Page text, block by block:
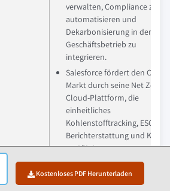
Kostenloses PDF Herunterladen
verwalten, Compliance zu
automatisieren und
Dekarbonisierung in den
Geschäftsbetrieb zu
integrieren.
Salesforce fördert den CMS-
Markt durch seine Net Zero
Cloud-Plattform, die
einheitliches
Kohlenstofftracking, ESG-
Berichterstattung und KI-
gestützte
Nachhaltigkeitsanalysen
bietet, die in Unternehmens-
CRM-Workflows integriert